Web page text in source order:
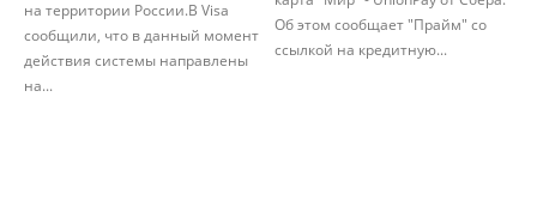
на территории России.В Visa
сообщили, что в данный момент
действия системы направлены
на...
Об этом сообщает "Прайм" со
ссылкой на кредитную...